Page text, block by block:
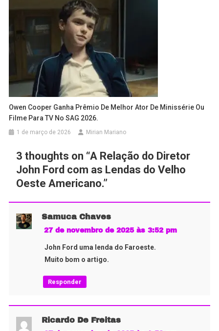
Owen Cooper Ganha Prêmio De Melhor Ator De Minissérie Ou
Filme Para TV No SAG 2026.
1 de março de 2026 Mirian Mariano
3 thoughts on “A Relação do Diretor
John Ford com as Lendas do Velho
Oeste Americano.”
Samuca Chaves
27 de novembro de 2025 às 3:52 pm
John Ford uma lenda do Faroeste.
Muito bom o artigo.
Responder
Ricardo De Freitas